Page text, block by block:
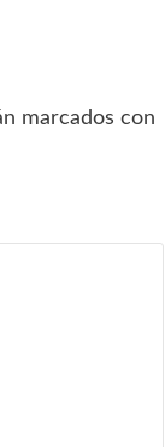
marcados con